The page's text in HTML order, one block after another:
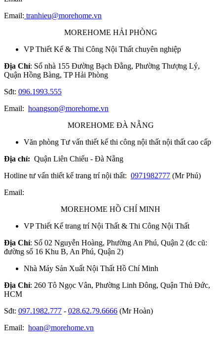
Email: tranhieu@morehome.vn
MOREHOME HẢI PHÒNG
VP Thiết Kế & Thi Công Nội Thất chuyên nghiệp
Địa Chỉ: Số nhà 155 Đường Bạch Đằng, Phường Thượng Lý,
Quận Hồng Bàng, TP Hải Phòng
Sđt: 096.1993.555
Email: hoangson@morehome.vn
MOREHOME ĐÀ NẴNG
Văn phòng Tư vấn thiết kế thi công nội thất nội thất cao cấp
Địa chỉ: Quận Liên Chiểu - Đà Nẵng
Hotline tư vấn thiết kế trang trí nội thất: 0971982777 (Mr Phú)
Email:
MOREHOME HỒ CHÍ MINH
VP Thiết Kế trang trí Nội Thất & Thi Công Nội Thất
Địa Chỉ: Số 02 Nguyễn Hoàng, Phường An Phú, Quận 2 (đc cũ:
đường số 16 Khu B, An Phú, Quận 2)
Nhà Máy Sản Xuất Nội Thất Hồ Chí Minh
Địa Chỉ: 260 Tô Ngọc Vân, Phường Linh Đông, Quận Thủ Đức,
HCM
Sđt: 097.1982.777 - 028.62.79.6666 (Mr Hoàn)
Email: hoan@morehome.vn